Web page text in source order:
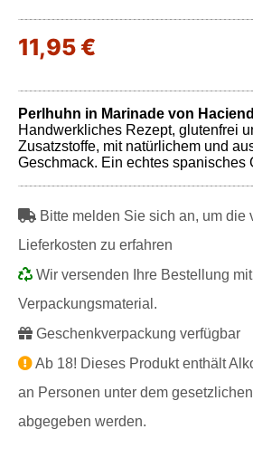
11,95 €
Perlhuhn in Marinade von
Handwerkliches Rezept, glutenfrei
Zusatzstoffe, mit natürlichem und
Geschmack. Ein echtes spanisches
Bitte melden Sie sich an, um die
Lieferkosten zu erfahren
Wir versenden Ihre Bestellung
Verpackungsmaterial.
Geschenkverpackung verfügbar
Ab 18! Dieses Produkt enthält
an Personen unter dem
abgegeben werden.